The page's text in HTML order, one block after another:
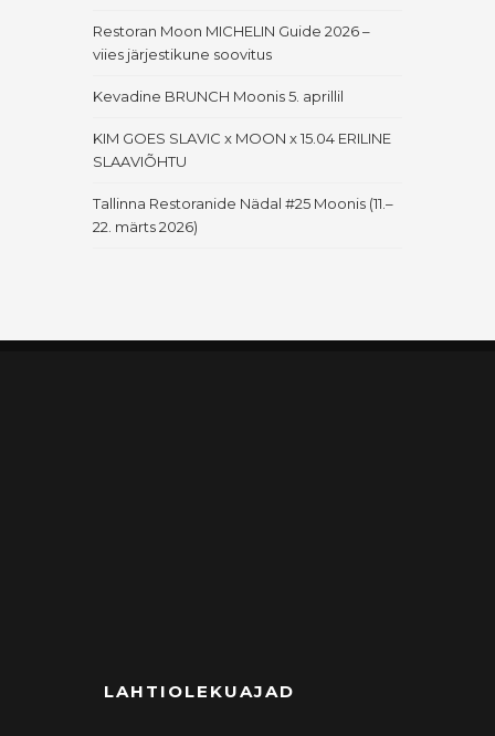
Restoran Moon MICHELIN Guide 2026 –
viies järjestikune soovitus
Kevadine BRUNCH Moonis 5. aprillil
KIM GOES SLAVIC x MOON x 15.04 ERILINE
SLAAVIÕHTU
Tallinna Restoranide Nädal #25 Moonis (11.–
22. märts 2026)
LAHTIOLEKUAJAD